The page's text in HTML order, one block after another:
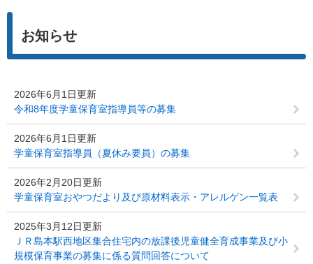
お知らせ
2026年6月1日更新
令和8年度学童保育室指導員等の募集
2026年6月1日更新
学童保育室指導員（夏休み要員）の募集
2026年2月20日更新
学童保育室おやつだより及び原材料表示・アレルゲン一覧表
2025年3月12日更新
ＪＲ島本駅西地区集合住宅内の放課後児童健全育成事業及び小
規模保育事業の募集に係る質問回答について